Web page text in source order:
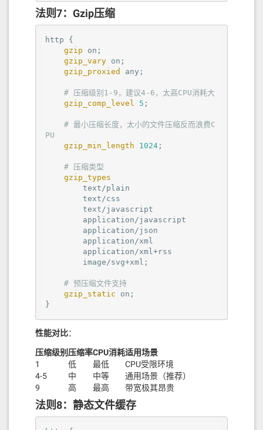
法则7：Gzip压缩
http {
gzip
on ;
gzip_vary on ;
gzip_proxied
any;
# 压缩级别1-9，建议4-6，太高CPU消耗大
gzip_comp_level
5 ;
# 最小压缩长度，太小的文件压缩反而浪费C
PU
gzip_min_length
1024 ;
# 压缩类型
gzip_types
# 预压缩文件支持
gzip_static
on ;
}
性能对比：
压缩级别 压缩率CPU消耗适用场景
1
低 最低
CPU受限环境
4-5
中 中等
通用场景（推荐）
9
高 最高 带宽极其昂贵
法则8：静态文件缓存